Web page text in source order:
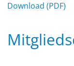
Download (PDF)